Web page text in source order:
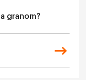
granom?